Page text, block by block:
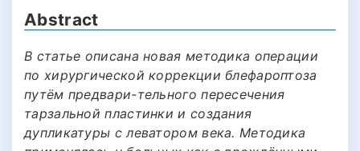
Abstract
В статье описана новая методика операции
по хирургической коррекции блефароптоза
путём предвари-тельного пересечения
тарзальной пластинки и создания
дупликатуры с леватором века. Методика